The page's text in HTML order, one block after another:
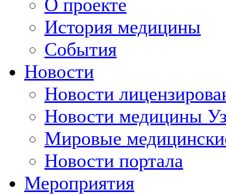
О проекте
История медицины
События
Новости
Новости
Новости медицины
Мировые
Новости портала
Мероприятия